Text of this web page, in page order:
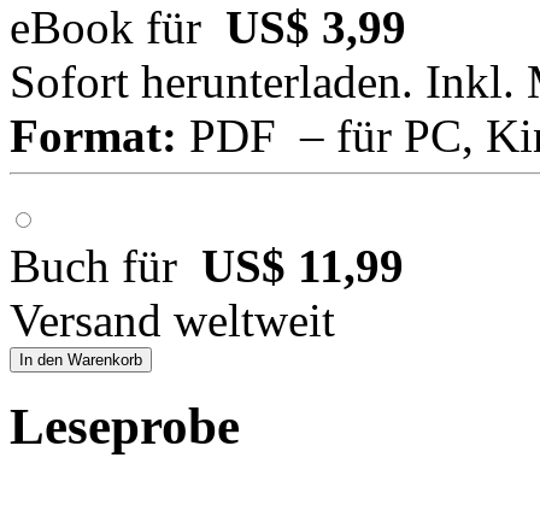
eBook für US$ 3,99
Sofort herunterladen. Inkl.
Format: PDF – für PC,
Buch für US$ 11,99
Versand weltweit
In den Warenkorb
Leseprobe